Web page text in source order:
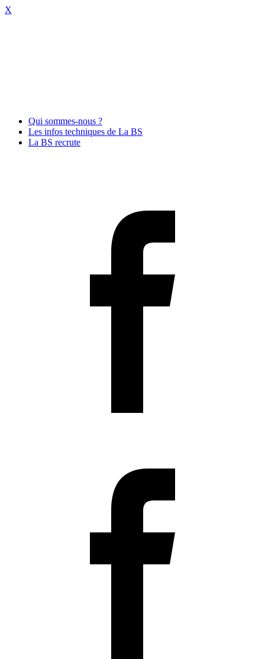
X
Qui sommes-nous ?
Les infos techniques de La BS
La BS recrute